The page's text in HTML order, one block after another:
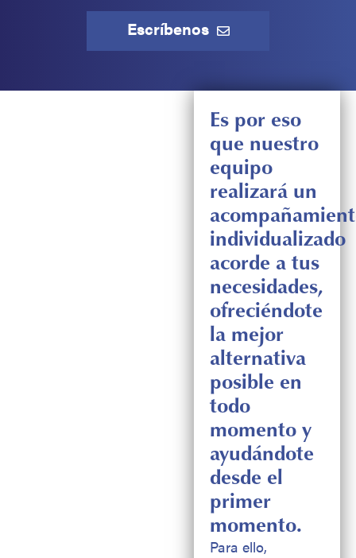
Escríbenos
Es por eso
que nuestro
equipo
realizará un
individualizado
acorde a tus
necesidades,
ofreciéndote
la mejor
alternativa
posible en
todo
momento y
ayudándote
desde el
primer
momento.
Para ello,